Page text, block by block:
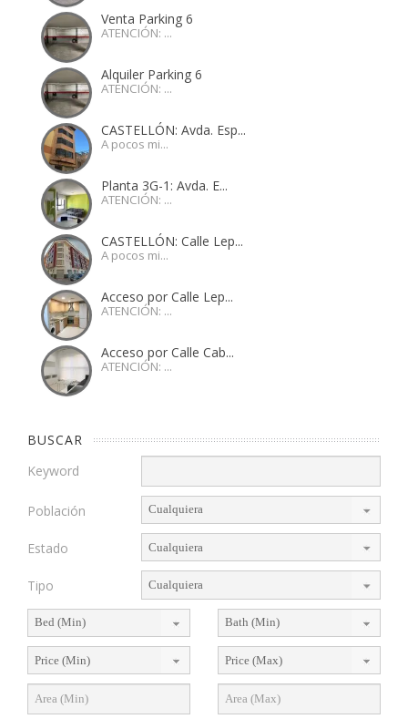
Venta Parking 6
ATENCIÓN: ...
Alquiler Parking 6
ATENCIÓN: ...
CASTELLÓN: Avda. Esp...
A pocos mi...
Planta 3G-1: Avda. E...
ATENCIÓN: ...
CASTELLÓN: Calle Lep...
A pocos mi...
Acceso por Calle Lep...
ATENCIÓN: ...
Acceso por Calle Cab...
ATENCIÓN: ...
BUSCAR
Keyword
Población
Estado
Tipo